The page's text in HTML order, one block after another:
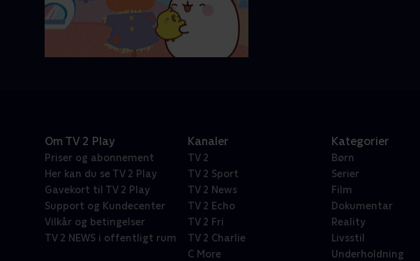
Om TV 2 Play
Priser og abonnement
Her kan du se TV 2 Play
Gavekort til TV 2 Play
Support og Kundecenter
Vilkår og betingelser
TV 2 NEWS i offentligt rum
Kanaler
TV 2
TV 2 Sport
TV 2 News
TV 2 Echo
TV 2 Fri
TV 2 Charlie
C More
Kategorier
Børn
Serier
Film
Dokumentar
Reality
Livsstil
Underholdning